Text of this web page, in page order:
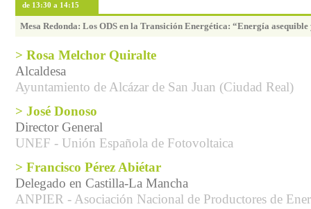
de 13:30 a 14:15
Mesa Redonda: Los ODS en la Transición Energética: “Energía
> Rosa Melchor Quiralte
Alcaldesa
Ayuntamiento de Alcázar de San Juan (Ciudad Real)
> José Donoso
Director General
UNEF - Unión Española de Fotovoltaica
> Francisco Pérez Abiétar
Delegado en Castilla-La Mancha
ANPIER - Asociación Nacional de Productores de